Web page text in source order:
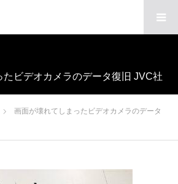
ビデオカメラのデータ復旧 JVC社
画面が壊れてしまったビデオカメラのデータ